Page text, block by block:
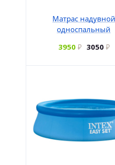
Матрас надувной
односпальный
3950
3050